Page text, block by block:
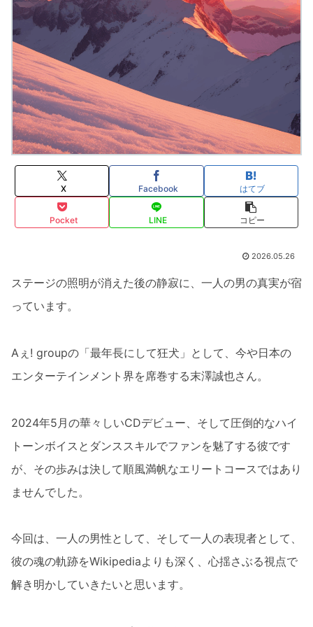
X Facebook はてブ
Pocket LINE コピー
2026.05.26
ステージの照明が消えた後の静寂に、一人の男の真実が宿
っています。
Aぇ! groupの「最年長にして狂犬」として、今や日本の
エンターテインメント界を席巻する末澤誠也さん。
2024年5月の華々しいCDデビュー、そして圧倒的なハイ
トーンボイスとダンススキルでファンを魅了する彼です
が、その歩みは決して順風満帆なエリートコースではあり
ませんでした。
今回は、一人の男性として、そして一人の表現者として、
彼の魂の軌跡をWikipediaよりも深く、心揺さぶる視点で
解き明かしていきたいと思います。